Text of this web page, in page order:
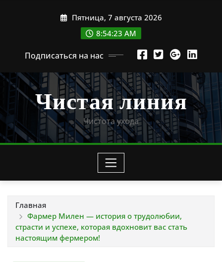
Пятница, 7 августа 2026
8:54:24 AM
Подписаться на нас
Чистая линия
Чистота ухода
Главная
Фармер Милен — история о трудолюбии,
страсти и успехе, которая вдохновит вас стать
настоящим фермером!